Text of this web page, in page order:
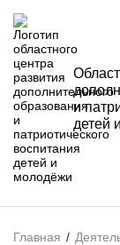
и
детей
Главная /